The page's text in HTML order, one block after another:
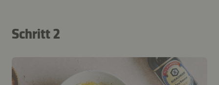
Schritt 2